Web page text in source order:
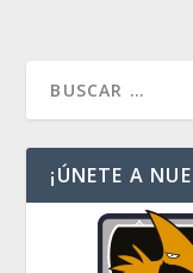
¡ÚNETE A